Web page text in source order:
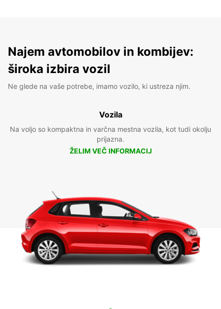
Najem avtomobilov in kombijev:
široka izbira vozil
Ne glede na vaše potrebe, imamo vozilo, ki ustreza njim.
Vozila
Na voljo so kompaktna in varčna mestna vozila, kot tudi okolju
prijazna.
ŽELIM VEČ INFORMACIJ